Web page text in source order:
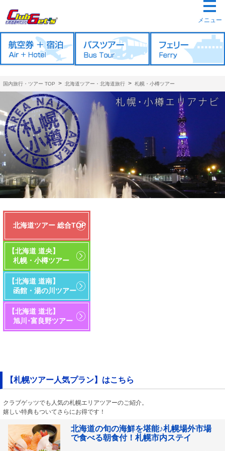
メニュー
国内旅行・ツアー TOP > 北海道ツアー・北海道旅行 > 札幌・小樽ツアー
北海道ツアー 総合TOP
【北海道 道央】
札幌・小樽ツアー
【北海道 道南】
函館・湯の川ツアー
【北海道 道北】
旭川･富良野ツアー
【札幌ツアー人気プラン】はこちら
クラブゲッツでも人気の札幌エリアツアーのご紹介。
嬉しい特典もついてさらにお得です！
北海道の旬の海鮮を堪能♪札幌場外市場
で食べる朝食付！札幌市内ステイ